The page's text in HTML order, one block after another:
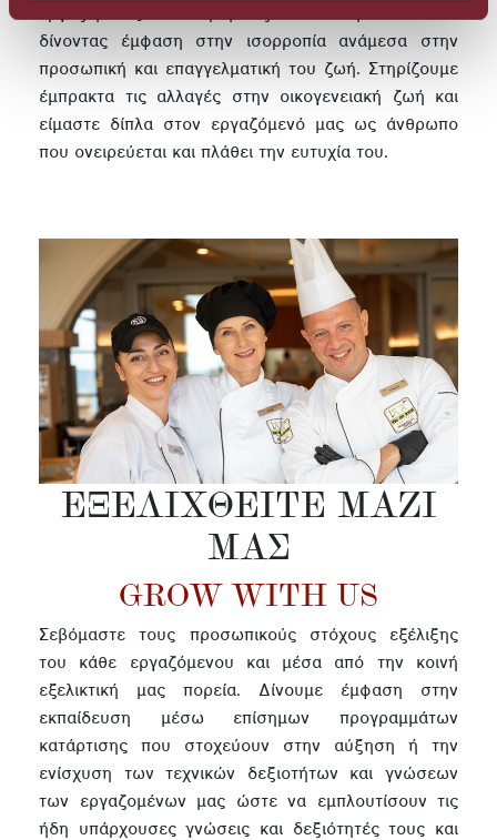
εργαζόμενος να οραματίζεται το μέλλον του
δίνοντας έμφαση στην ισορροπία ανάμεσα στην
προσωπική και επαγγελματική του ζωή. Στηρίζουμε
έμπρακτα τις αλλαγές στην οικογενειακή ζωή και
είμαστε δίπλα στον εργαζόμενό μας ως άνθρωπο
που ονειρεύεται και πλάθει την ευτυχία του.
ΕΞΕΛΙΧΘΕΊΤΕ ΜΑΖΊ
ΜΑΣ
GROW WITH US
Σεβόμαστε τους προσωπικούς στόχους εξέλιξης
του κάθε εργαζόμενου και μέσα από την κοινή
εξελικτική μας πορεία. Δίνουμε έμφαση στην
εκπαίδευση μέσω επίσημων προγραμμάτων
κατάρτισης που στοχεύουν στην αύξηση ή την
ενίσχυση των τεχνικών δεξιοτήτων και γνώσεων
των εργαζομένων μας ώστε να εμπλουτίσουν τις
ήδη υπάρχουσες γνώσεις και δεξιότητές τους και